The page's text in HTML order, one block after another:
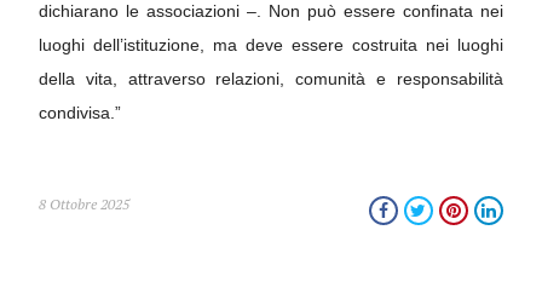
dichiarano le associazioni –. Non può essere confinata nei
luoghi dell’istituzione, ma deve essere costruita nei luoghi
della vita, attraverso relazioni, comunità e responsabilità
condivisa.”
8 Ottobre 2025